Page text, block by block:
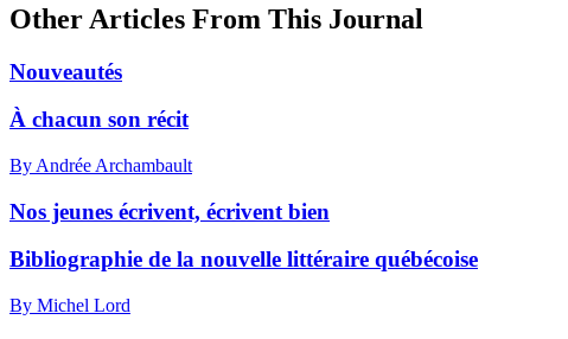
Other Articles From This Journal
Nouveautés
À chacun son récit
By Andrée Archambault
Nos jeunes écrivent, écrivent bien
Bibliographie de la nouvelle littéraire québécoise
By Michel Lord